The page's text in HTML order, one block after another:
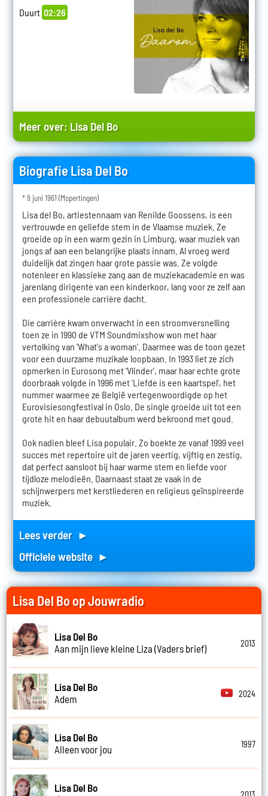
Duurt 02:26
Meer over: Lisa Del Bo
Biografie Lisa Del Bo
* 9 juni 1961 (Mopertingen)
Lisa del Bo, artiestennaam van Renilde Goossens, is een
vertrouwde en geliefde stem in de Vlaamse muziek. Ze
groeide op in een warm gezin in Limburg, waar muziek van
jongs af aan een belangrijke plaats innam. Al vroeg werd
duidelijk dat zingen haar grote passie was. Ze volgde
notenleer en klassieke zang aan de muziekacademie en was
jarenlang dirigente van een kinderkoor, lang voor ze zelf aan
een professionele carrière dacht.
Die carrière kwam onverwacht in een stroomversnelling
toen ze in 1990 de VTM Soundmixshow won met haar
vertolking van 'What's a woman'. Daarmee was de toon gezet
voor een duurzame muzikale loopbaan. In 1993 liet ze zich
opmerken in Eurosong met 'Vlinder', maar haar echte grote
doorbraak volgde in 1996 met 'Liefde is een kaartspel', het
nummer waarmee ze België vertegenwoordigde op het
Eurovisiesongfestival in Oslo. De single groeide uit tot een
grote hit en haar debuutalbum werd bekroond met goud.
Ook nadien bleef Lisa populair. Zo boekte ze vanaf 1999 veel
succes met repertoire uit de jaren veertig, vijftig en zestig,
dat perfect aansloot bij haar warme stem en liefde voor
tijdloze melodieën. Daarnaast staat ze vaak in de
schijnwerpers met kerstliederen en religieus geïnspireerde
muziek.
Lees verder ►
Officiele website ►
Lisa Del Bo op Jouwradio
Lisa Del Bo
Aan mijn lieve kleine Liza (Vaders brief)
2013
Lisa Del Bo
Adem
2024
Lisa Del Bo
Alleen voor jou
1997
Lisa Del Bo